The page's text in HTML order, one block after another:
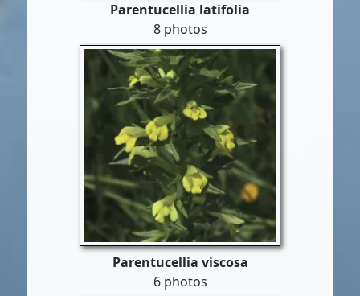
Parentucellia latifolia
8 photos
Parentucellia viscosa
6 photos